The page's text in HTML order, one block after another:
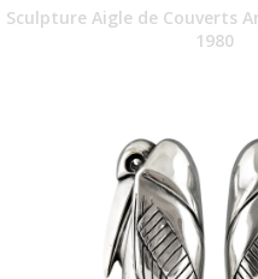
Sculpture Aigle de Couverts
1980